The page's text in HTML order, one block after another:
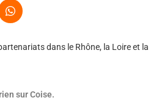
dans le Rhône, la Loire et la
sur Coise.